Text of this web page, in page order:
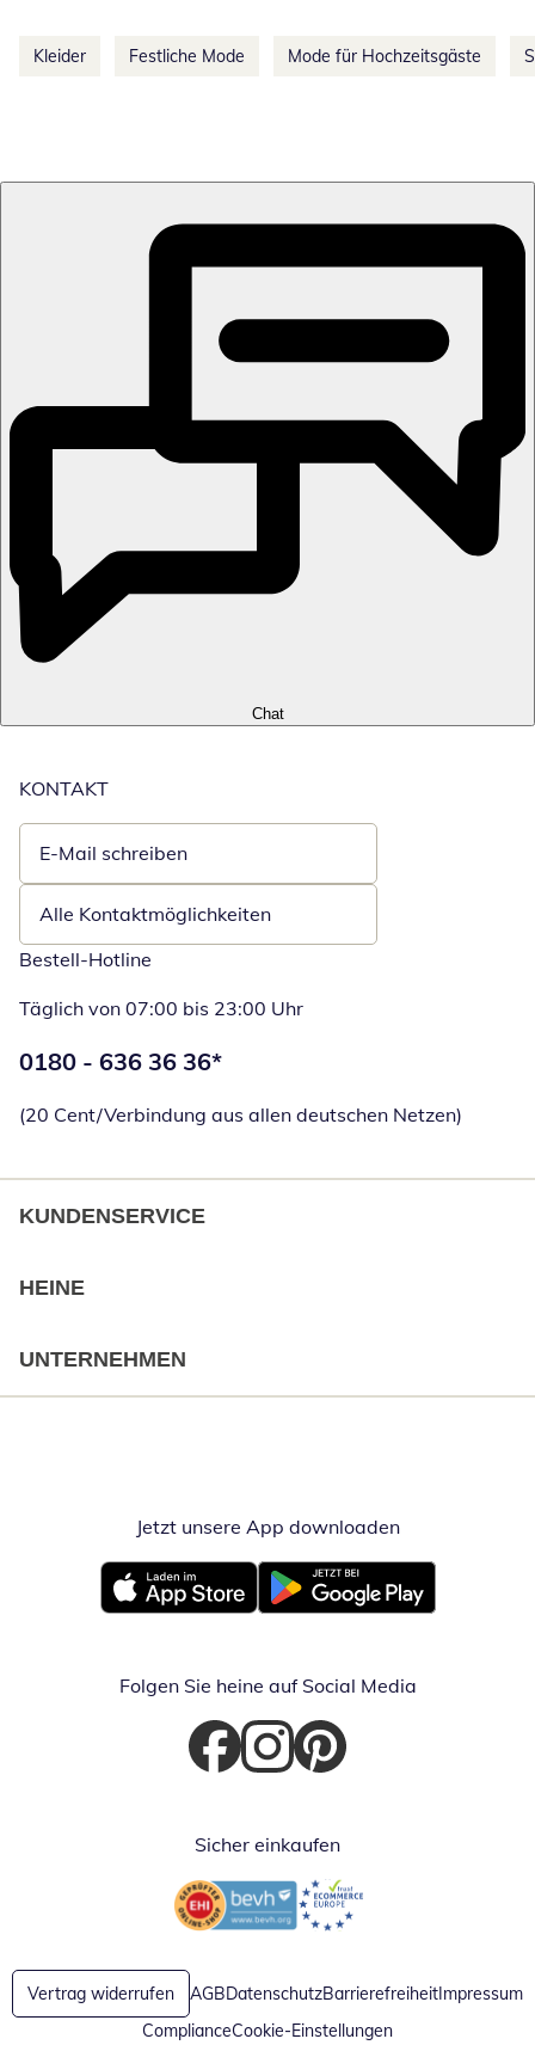
Kleider Festliche Mode Mode für Hochzeitsgäste
Chat
KONTAKT
E-Mail schreiben
Öffnet E-Mail-Client
Alle Kontaktmöglichkeiten
Bestell-Hotline
Täglich von 07:00 bis 23:00 Uhr
Telefonnummer:
0180 - 636 36 36*
(20 Cent/Verbindung aus allen deutschen Netzen)
KUNDENSERVICE
HEINE
UNTERNEHMEN
Jetzt unsere App downloadenÖffnet in
Öffnet in neuem FensterÖffnet in neuem Fenster
Folgen Sie heine auf Social Media
Öffnet in neuem Fenster
Öffnet in neuem Fenster
Öffnet in neuem Fenster
Sicher einkaufen
Öffnet in neuem FensterÖffnet in neuem Fenster
Vertrag widerrufen AGBDatenschutzBarrierefreiheitImpressum
ComplianceCookie-Einstellungen